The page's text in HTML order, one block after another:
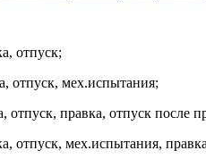
отпуск;
отпуск, мех.испытания;
отпуск, правка, отпуск после
отпуск, мех.испытания,